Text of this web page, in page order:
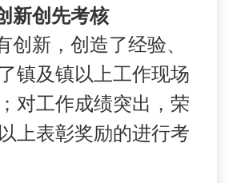
新创先考核
创新，创造了经验、
镇及镇以上工作现场
对工作成绩突出，荣
上表彰奖励的进行考